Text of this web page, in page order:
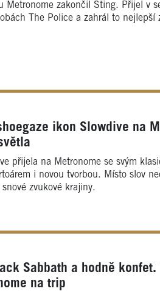
Metronome zakončil Sting. Přijel v
The Police a zahrál to nejlepší
ikon Slowdive na
přijela na Metronome se svým
i novou tvorbou. Místo slov
zvukové krajiny.
Sabbath a hodně konfet.
na trip